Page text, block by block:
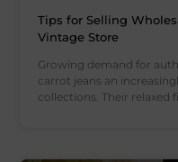
Tips for Selling
Vintage Store
Growing demand for
carrot jeans an
collections. Their relaxed